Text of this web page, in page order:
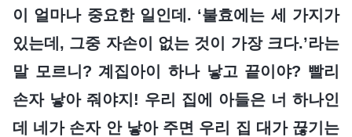
이 얼마나 중요한 일인데. ‘불효에는 세 가지가
있는데, 그중 자손이 없는 것이 가장 크다.’라는
말 모르니? 계집아이 하나 낳고 끝이야? 빨리
손자 낳아 줘야지! 우리 집에 아들은 너 하나인
데 네가 손자 안 낳아 주면 우리 집 대가 끊기는